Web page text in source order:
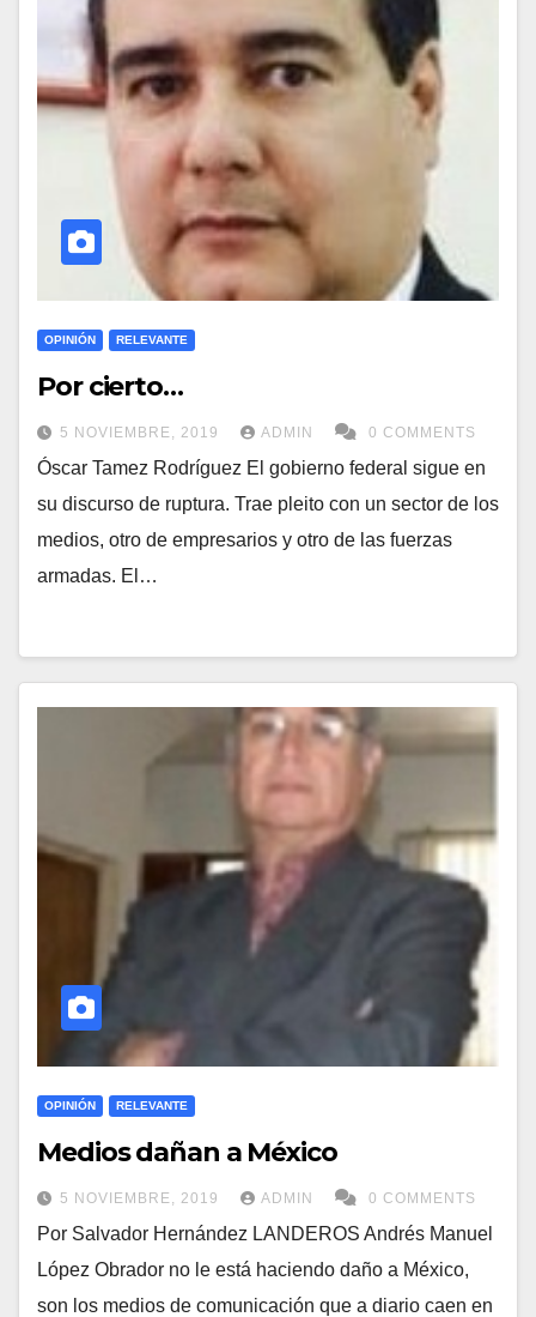
OPINIÓN RELEVANTE
Por cierto…
5 NOVIEMBRE, 2019 ADMIN 0 COMMENTS
Óscar Tamez Rodríguez El gobierno federal sigue en
su discurso de ruptura. Trae pleito con un sector de los
medios, otro de empresarios y otro de las fuerzas
armadas. El…
OPINIÓN RELEVANTE
Medios dañan a México
5 NOVIEMBRE, 2019 ADMIN 0 COMMENTS
Por Salvador Hernández LANDEROS Andrés Manuel
López Obrador no le está haciendo daño a México,
son los medios de comunicación que a diario caen en